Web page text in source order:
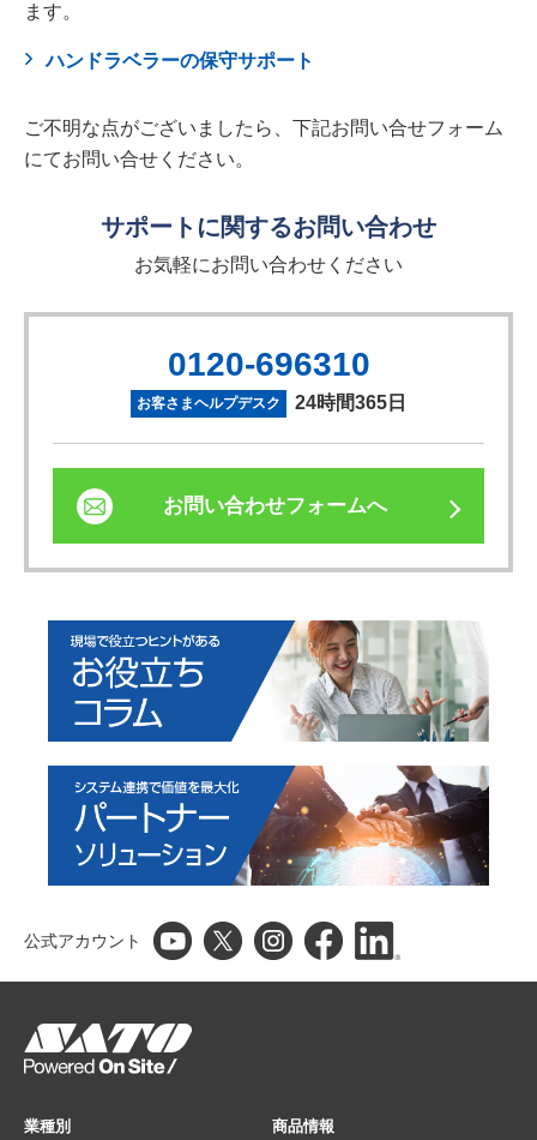
ます。
ハンドラベラーの保守サポート
ご不明な点がございましたら、下記お問い合せフォーム
にてお問い合せください。
サポートに関するお問い合わせ
お気軽にお問い合わせください
0120-696310
お客さまヘルプデスク 24時間365日
お問い合わせフォームへ
公式アカウント
業種別 商品情報